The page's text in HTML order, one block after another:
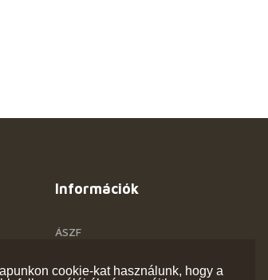
cookie-kat használunk, hogy a
Információk
ÁSZF